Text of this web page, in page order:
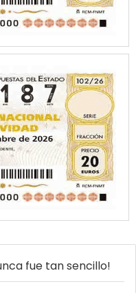
fue tan sencillo!